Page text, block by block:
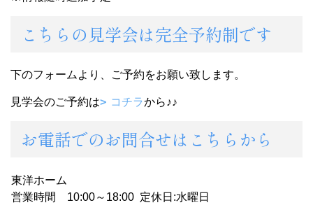
こちらの見学会は完全予約制です
下のフォームより、ご予約をお願い致します。
見学会のご予約は コチラから♪♪
お電話でのお問合せはこちらから
東洋ホーム
営業時間 10:00～18:00 定休日:水曜日